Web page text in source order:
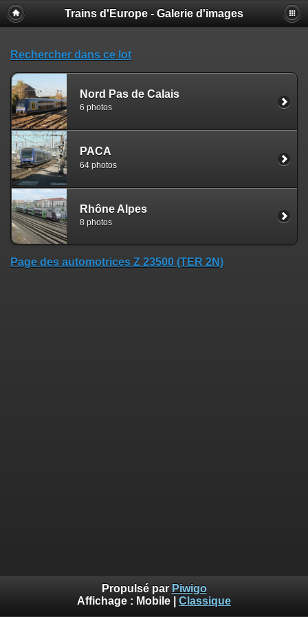
Trains d'Europe - Galerie d'images
Rechercher dans ce lot
Nord Pas de Calais
6 photos
PACA
64 photos
Rhône Alpes
8 photos
Page des automotrices Z 23500 (TER 2N)
Propulsé par Piwigo
Affichage : Mobile Classique